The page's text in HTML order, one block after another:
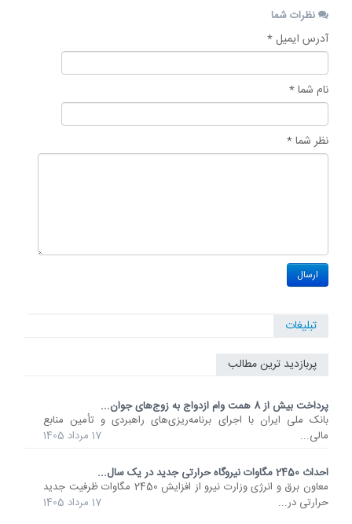
نظرات شما
آدرس ایمیل *
نام شما *
نظر شما *
تبلیغات
پربازدید ترین مطالب
پرداخت بیش از 8 همت وام ازدواج به زوج‌های جوان...
بانک ملی ایران با اجرای برنامه‌ریزی‌های راهبردی و تأمین منابع
مالی...
17 مرداد 1405
احداث 2450 مگاوات نیروگاه حرارتی جدید در یک سال...
معاون برق و انرژی وزارت نیرو از افزایش 2450 مگاوات ظرفیت جدید
حرارتی در...
17 مرداد 1405